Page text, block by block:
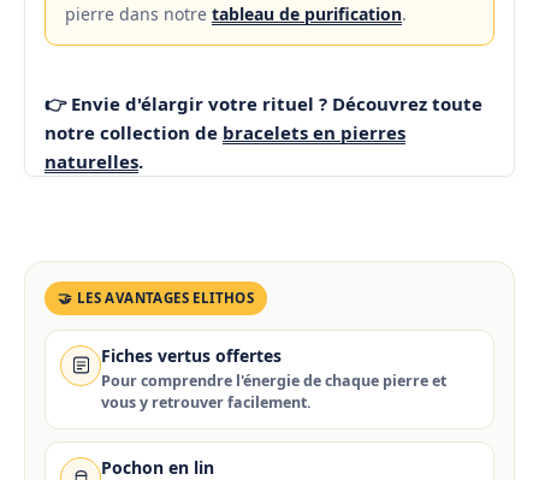
pierre dans notre tableau de purification.
👉 Envie d'élargir votre rituel ? Découvrez toute
notre collection de bracelets en pierres
naturelles.
🤝 LES AVANTAGES ELITHOS
Fiches vertus offertes
Pour comprendre l'énergie de chaque pierre et
vous y retrouver facilement.
Pochon en lin